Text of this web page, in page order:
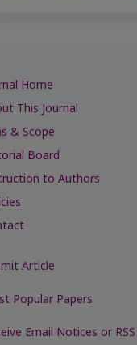
Home
This Journal
& Scope
Board
to Authors
Article
Popular Papers
Email Notices or RSS